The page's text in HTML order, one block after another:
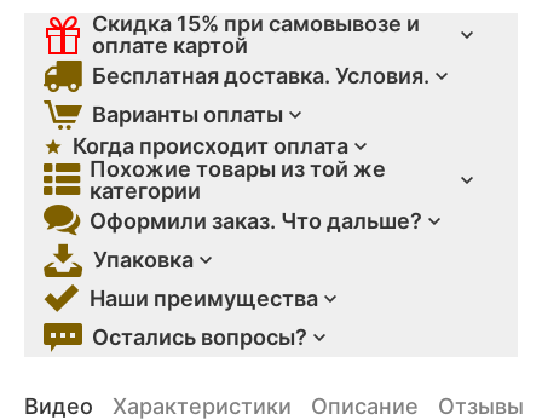
Скидка 15% при самовывозе и
оплате картой
Бесплатная доставка. Условия.
Варианты оплаты
Когда происходит оплата
Похожие товары из той же
категории
Оформили заказ. Что дальше?
Упаковка
Наши преимущества
Остались вопросы?
Видео Характеристики Описание Отзывы